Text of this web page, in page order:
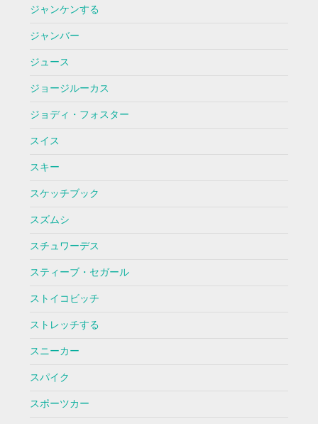
ジャンケンする
ジャンバー
ジュース
ジョージルーカス
ジョディ・フォスター
スイス
スキー
スケッチブック
スズムシ
スチュワーデス
スティーブ・セガール
ストイコビッチ
ストレッチする
スニーカー
スパイク
スポーツカー